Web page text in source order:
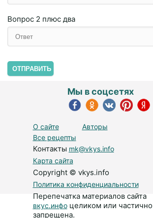
Вопрос 2 плюc двa
ОТПРАВИТЬ
О сайте
Авторы
Все рецепты
Контакты mk@vkys.info
Карта сайта
Copyright © vkys.info
Политика конфиденциальности
Перепечатка материалов сайта
вкус.инфоцеликом или частично
запрещена.
Мы в соцсетях